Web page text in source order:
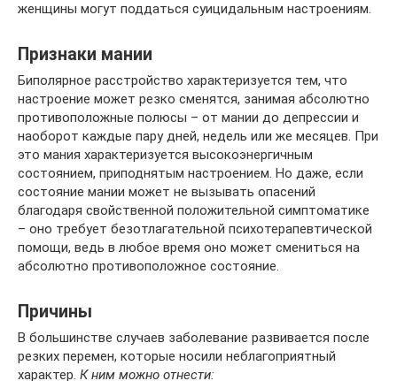
женщины могут поддаться суицидальным настроениям.
Признаки мании
Биполярное расстройство характеризуется тем, что
настроение может резко сменятся, занимая абсолютно
противоположные полюсы – от мании до депрессии и
наоборот каждые пару дней, недель или же месяцев. При
это мания характеризуется высокоэнергичным
состоянием, приподнятым настроением. Но даже, если
состояние мании может не вызывать опасений
благодаря свойственной положительной симптоматике
– оно требует безотлагательной психотерапевтической
помощи, ведь в любое время оно может смениться на
абсолютно противоположное состояние.
Причины
В большинстве случаев заболевание развивается после
резких перемен, которые носили неблагоприятный
характер. К ним можно отнести: